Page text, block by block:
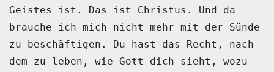
Geistes ist. Das ist Christus.
Und da
brauche ich mich nicht mehr mit der Sünde
zu beschäftigen.
Du hast das Recht, nach
dem zu leben, wie Gott dich sieht, wozu